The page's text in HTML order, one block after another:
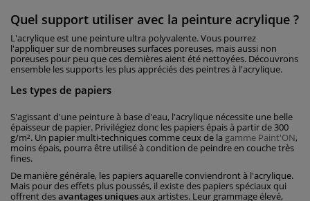
Quel support utiliser avec la peinture acrylique ?
L'acrylique est une peinture ultra polyvalente. Vous pourrez
l'appliquer sur de nombreuses surfaces poreuses, mais aussi non
poreuses pour peu que ces dernières aient été nettoyées. Découvrons
ensemble les supports les plus appréciés des peintres à l'acrylique.
Les types de papiers
S'agissant d'une peinture à base d'eau, l'acrylique nécessite une belle
épaisseur de papier. Privilégiez donc les papiers épais à partir de 300
g/m². Un papier multi-techniques comme ceux de la gamme Paint'ON,
moins épais, pourra être utilisé à condition de peindre en couche très
fines.
De manière générale, les papiers aquarelle conviendront à l'acrylique.
Mais pour des effets plus poussés, il existe des papiers spéciaux qui
offrent desavantages uniquesaux artistes. Leur grammage élevé,